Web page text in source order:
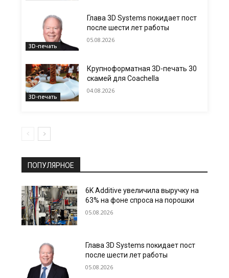
3D-печать
Глава 3D Systems покидает пост
после шести лет работы
05.08.2026
3D-печать
Крупноформатная 3D-печать 30
скамей для Coachella
04.08.2026
ПОПУЛЯРНОЕ
6K Additive увеличила выручку на
63% на фоне спроса на порошки
05.08.2026
Глава 3D Systems покидает пост
после шести лет работы
05.08.2026